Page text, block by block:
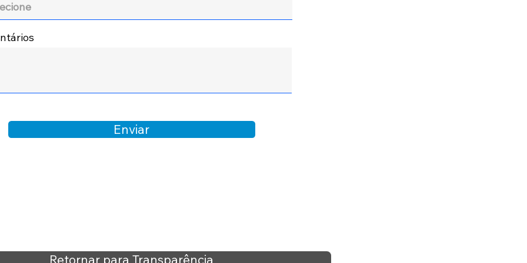
Enviar
Retornar para Transparência